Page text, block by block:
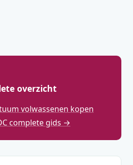
overzicht
volwassenen kopen
complete gids →